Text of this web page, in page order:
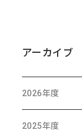
アーカイブ
2026年度
2025年度